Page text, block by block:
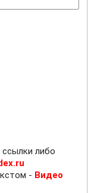
либо
- Видео